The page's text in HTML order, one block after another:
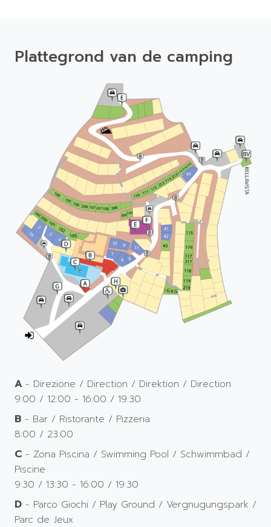
A- Direzione / Direction / Direktion / Direction
9:00 / 12:00 - 16:00 / 19:30
B - Bar / Ristorante / Pizzeria
8:00 / 23:00
C - Zona Piscina / Swimming Pool / Schwimmbad /
Piscine
9:30 / 13:30 - 16:00 / 19:30
D - Parco Giochi / Play Ground / Vergnugungspark /
Parc de Jeux
Plattegrond van de camping